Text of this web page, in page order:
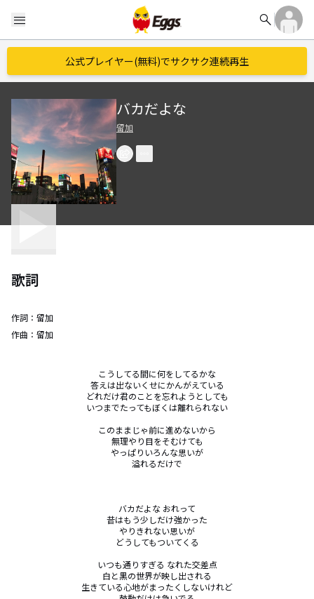
menu search
公式プレイヤー(無料)でサクサク連続再生
バカだよな
留加
歌詞
作詞： 留加
作曲： 留加
こうしてる間に何をしてるかな
答えは出ないくせにかんがえている
どれだけ君のことを忘れようとしても
いつまでたってもぼくは離れられない
このままじゃ前に進めないから
無理やり目をそむけても
やっぱりいろんな思いが
溢れるだけで
バカだよな おれって
昔はもう少しだけ強かった
やりきれない思いが
どうしてもついてくる
いつも通りすぎる なれた交差点
白と黒の世界が映し出される
生きている心地がまったくしないけれど